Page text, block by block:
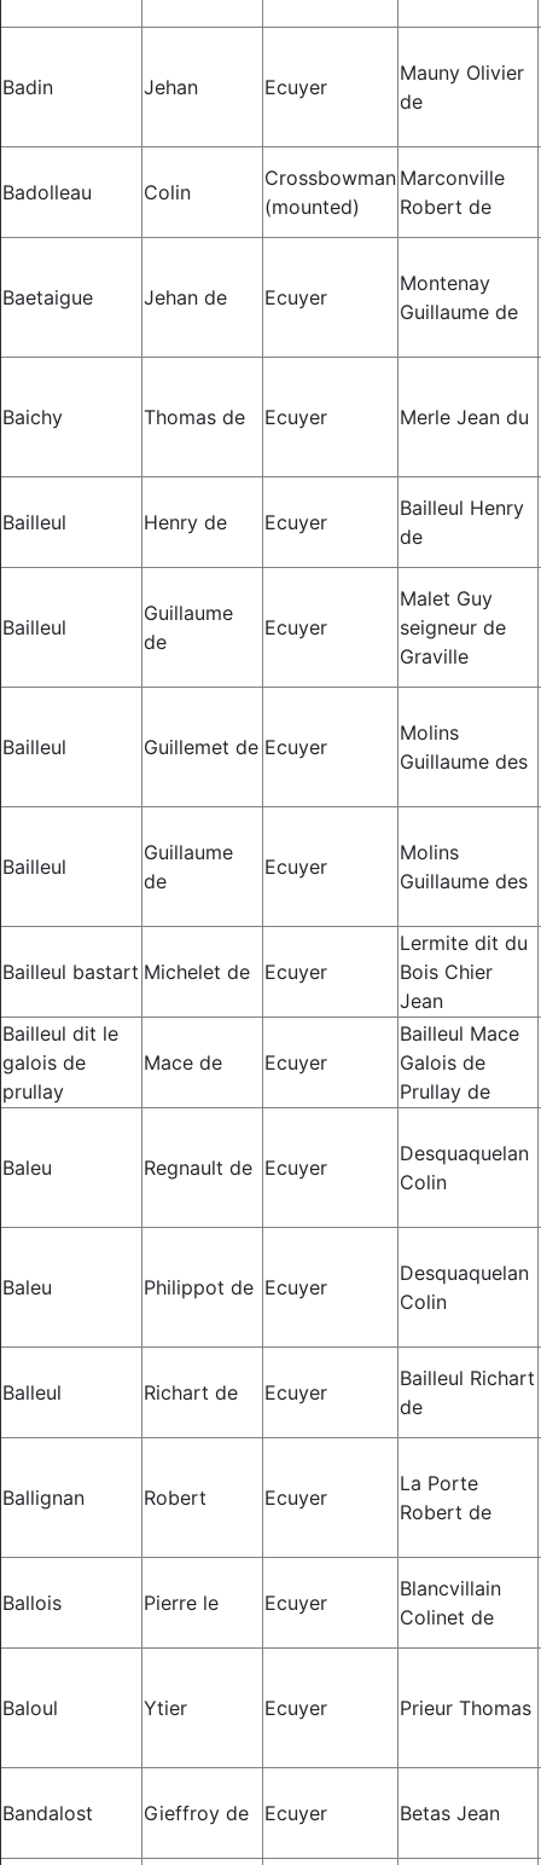
Badin Jehan Ecuyer
Mauny Olivier
de
Badolleau Colin
Crossbowman
(mounted)
Marconville
Robert de
Baetaigue Jehan de Ecuyer
Montenay
Guillaume de
Baichy Thomas de Ecuyer Merle Jean du
Bailleul Henry de Ecuyer
Bailleul Henry
de
Bailleul
Guillaume
de
Ecuyer
Malet Guy
seigneur de
Graville
Bailleul Guillemet de Ecuyer
Molins
Guillaume des
Bailleul
Guillaume
de
Ecuyer
Molins
Guillaume des
Bailleul bastart Michelet de Ecuyer
Lermite dit du
Bois Chier
Jean
Bailleul dit le
galois de
prullay
Mace de Ecuyer
Bailleul Mace
Galois de
Prullay de
Baleu Regnault de Ecuyer
Desquaquelan
Colin
Baleu Philippot de Ecuyer
Desquaquelan
Colin
Balleul Richart de Ecuyer
Bailleul Richart
de
Ballignan Robert Ecuyer
La Porte
Robert de
Ballois Pierre le Ecuyer
Blancvillain
Colinet de
Baloul Ytier Ecuyer Prieur Thomas
Bandalost Gieffroy de Ecuyer Betas Jean